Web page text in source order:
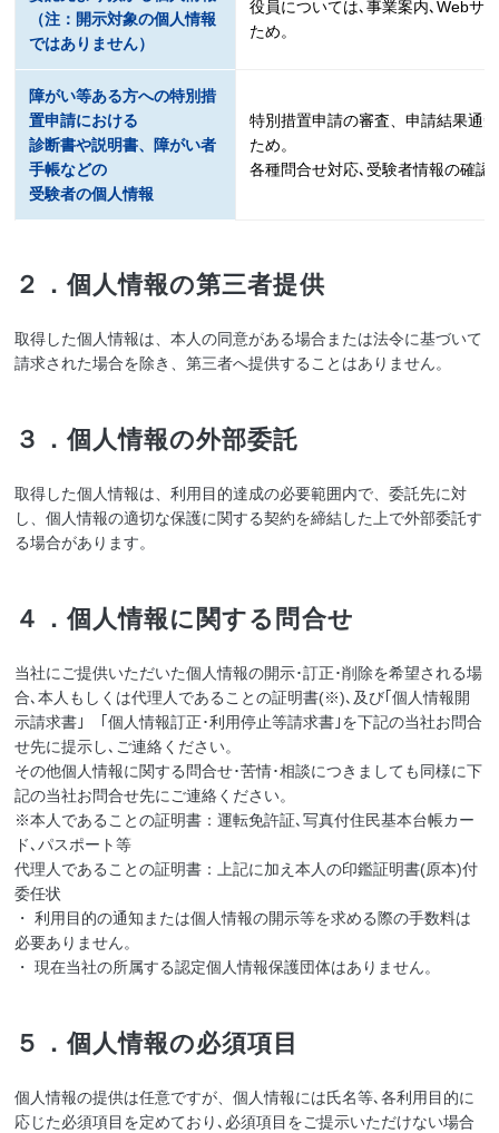
（注：開示対象の個人情報
ではありません）
役員については､事業案内､Webサ
ため。
障がい等ある方への特別措
置申請における
診断書や説明書、障がい者
手帳などの
受験者の個人情報
特別措置申請の審査、申請結果通
ため。
各種問合せ対応､受験者情報の確認
２．個人情報の第三者提供
取得した個人情報は、本人の同意がある場合または法令に基づいて
請求された場合を除き、第三者へ提供することはありません。
３．個人情報の外部委託
取得した個人情報は、利用目的達成の必要範囲内で、委託先に対
し、個人情報の適切な保護に関する契約を締結した上で外部委託す
る場合があります。
４．個人情報に関する問合せ
当社にご提供いただいた個人情報の開示･訂正･削除を希望される場
合､本人もしくは代理人であることの証明書(※)､及び｢個人情報開
示請求書｣ ｢個人情報訂正･利用停止等請求書｣を下記の当社お問合
せ先に提示し､ご連絡ください。
その他個人情報に関する問合せ･苦情･相談につきましても同様に下
記の当社お問合せ先にご連絡ください。
※本人であることの証明書：運転免許証､写真付住民基本台帳カー
ド､パスポート等
代理人であることの証明書：上記に加え本人の印鑑証明書(原本)付
委任状
・ 利用目的の通知または個人情報の開示等を求める際の手数料は
必要ありません。
・ 現在当社の所属する認定個人情報保護団体はありません。
５．個人情報の必須項目
個人情報の提供は任意ですが、個人情報には氏名等､各利用目的に
応じた必須項目を定めており､必須項目をご提示いただけない場合